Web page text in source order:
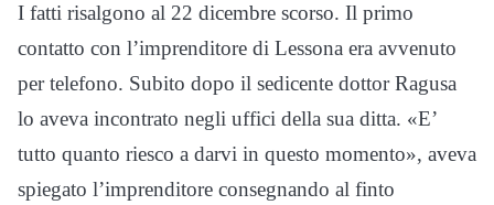
I fatti risalgono al 22 dicembre scorso. Il primo
contatto con l’imprenditore di Lessona era avvenuto
per telefono. Subito dopo il sedicente dottor Ragusa
lo aveva incontrato negli uffici della sua ditta. «E’
tutto quanto riesco a darvi in questo momento», aveva
spiegato l’imprenditore consegnando al finto